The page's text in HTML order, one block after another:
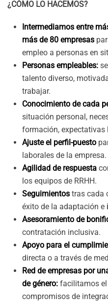
¿CÓMO LO HACEMOS?
Intermediamos entre
más de 80 empresas
empleo a personas en
Personas empleables:
talento diverso,
trabajar.
Conocimiento de cada
situación personal,
formación, expectativas
Ajuste el perfil-puesto
laborales de la empresa.
Agilidad de respuesta
los equipos de RRHH.
Seguimientos tras cada
éxito de la adaptación e
Asesoramiento de
contratación inclusiva.
Apoyo para el
directa o a través de
Red de empresas por
de género: facilitamos
compromisos de